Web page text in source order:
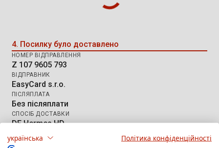
4. Посилку було доставлено
НОМЕР ВІДПРАВЛЕННЯ
Z 107 9605 793
ВІДПРАВНИК
EasyCard s.r.o.
ПІСЛЯПЛАТА
Без післяплати
СПОСІБ ДОСТАВКИ
DE Hermes HD
українська Політика конфіденційності